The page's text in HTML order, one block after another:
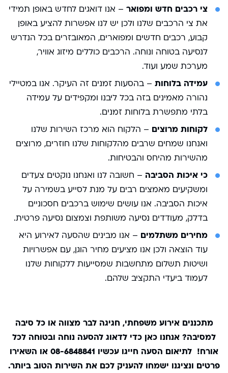
צי רכבים חדש ומפואר – אנו דואגים לחדש באופן תמידי
את צי הרכבים שלנו ולכן יש לנו אפשרות להציע באופן
קבוע, רכבים חדשים ומפוארים, המאובזרים בכל הנדרש
לנסיעה בטוחה ונוחה. הרכבים כוללים מיזוג אוויר,
מערכת שמע ועוד.
עמידה בלוחות – בהסעות זמנים זה העיקר. אנו במטיילי
נהורה מאמינים בזה בכל ליבנו ומקפידים על עמידה
בלתי מתפשרת בלוחות זמנים.
לקוחות מרוצים – הלקוח הוא מרכז השירות שלנו
ואנחנו שמחים שרבים מהלקוחות שלנו חוזרים, מרוצים
מהשירות מהיחס והבטיחות.
כי איכות הסביבה – חשובה לנו ואנחנו נוקטים צעדים
ומשקיעים מאמצים רבים על מנת לסייע בשמירה על
איכות הסביבה. אנו עושים שימוש ברכבים חסכוניים
בדלק, מעודדים נסיעה משותפת וצמצום נסיעה פרטית.
מחירים משתלמים – אנו מבינים שהסעה לאירוע היא
עוד הוצאה ולכן אנו מציעים מחיר הוגן, עם אפשרויות
ושיטות תשלום מתחשבות שמסייעות ללקוחות שלנו
לעמוד ביעדי התקציב שלהם.
מתכננים אירוע משפחתי, חגיגה לבר מצווה או כל סיבה
למסיבה? אנחנו כאן כדי לדאוג להסעה נוחה ובטוחה לכל
אורח! לתיאום הסעה חייגו עכשיו 08-6848841 או השאירו
פרטים ונציגנו ישמחו להעניק לכם את השירות הטוב ביותר.